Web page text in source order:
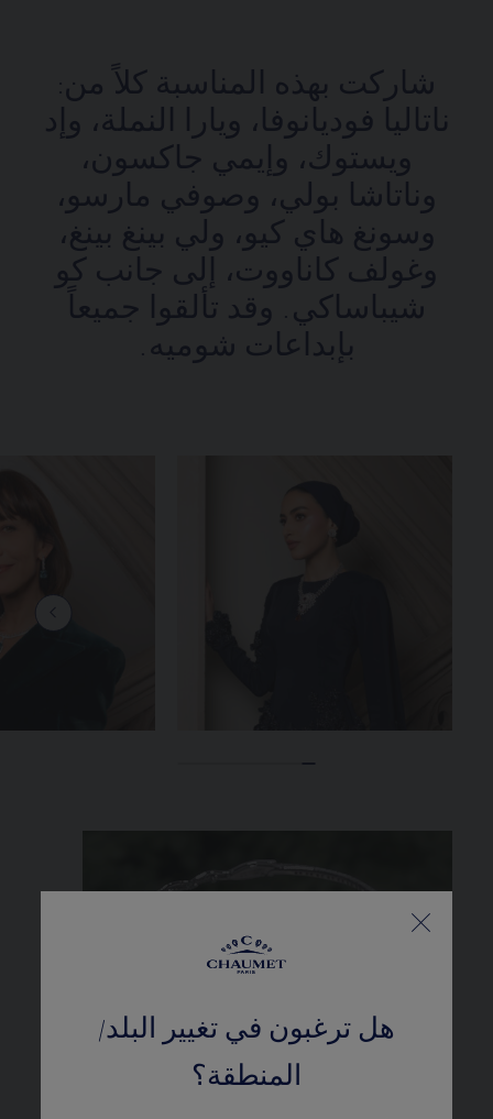
هل ترغبون في تغيير البلد/
المنطقة؟
شاركت بهذه المناسبة كلاً من:
ناتاليا فوديانوفا، ويارا النملة، وإد
ويستوك، وإيمي جاكسون،
وناتاشا بولي، وصوفي مارسو،
وسونغ هاي كيو، ولي بينغ بينغ،
وغولف كاناووت، إلى جانب كو
شيباساكي. وقد تألقوا جميعاً
بإبداعات شوميه.